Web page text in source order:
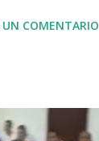
UN COMENTARIO